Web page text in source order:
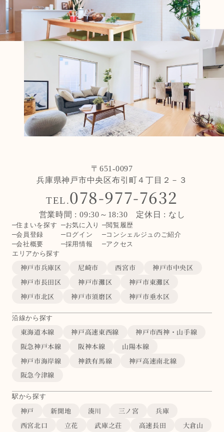
〒651-0097
兵庫県神戸市中央区布引町４丁目２－３
TEL.078-977-7632
営業時間 : 09:30～18:30 定休日 : なし
住まいを探す お気に入り
閲覧履歴
会員登録
ログイン
コンシェルジュのご紹介
会社概要
採用情報
アクセス
エリアから探す
神戸市兵庫区 尼崎市 西宮市
神戸市中央区
神戸市長田区
神戸市灘区
神戸市東灘区
神戸市北区
神戸市須磨区 神戸市垂水区
沿線から探す
東海道本線 神戸高速東西線
神戸市西神・山手線
阪急神戸本線
阪神本線
山陽本線
神戸市海岸線
神鉄有馬線
神戸高速南北線
阪急今津線
駅から探す
神戸 新開地 湊川 三ノ宮
兵庫
西宮北口
立花 武庫之荘 高速長田 大倉山